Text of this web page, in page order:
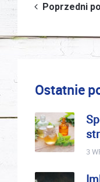
wpisu
Poprzedni
Ostatnie
3